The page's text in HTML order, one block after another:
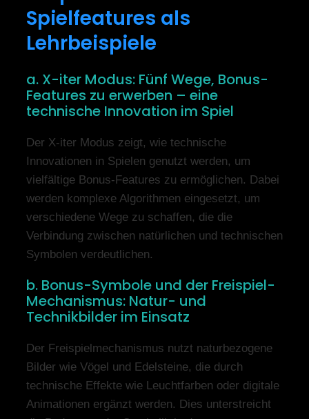
Spielfeatures als
Lehrbeispiele
a. X-iter Modus: Fünf Wege, Bonus-
Features zu erwerben – eine
technische Innovation im Spiel
Der X-iter Modus zeigt, wie technische
Innovationen in Spielen genutzt werden, um
vielfältige Bonus-Features zu ermöglichen. Dabei
werden komplexe Algorithmen eingesetzt, um
verschiedene Wege zu schaffen, die die
Verbindung zwischen natürlichen und technischen
Symbolen verdeutlichen.
b. Bonus-Symbole und der Freispiel-
Mechanismus: Natur- und
Technikbilder im Einsatz
Der Freispielmechanismus nutzt naturbezogene
Bilder wie Vögel und Edelsteine, die durch
technische Effekte wie Leuchtfarben oder digitale
Animationen ergänzt werden. Dies unterstreicht